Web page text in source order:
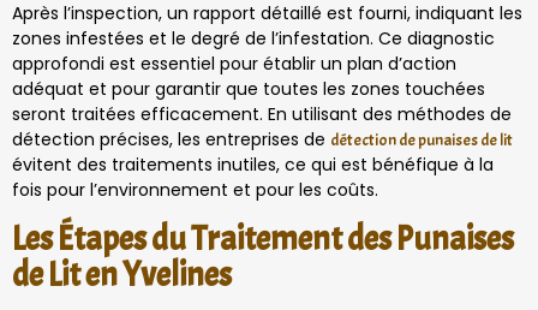
Après l’inspection, un rapport détaillé est fourni, indiquant les
zones infestées et le degré de l’infestation. Ce diagnostic
approfondi est essentiel pour établir un plan d’action
adéquat et pour garantir que toutes les zones touchées
seront traitées efficacement. En utilisant des méthodes de
détection précises, les entreprises de détection de punaises de lit
évitent des traitements inutiles, ce qui est bénéfique à la
fois pour l’environnement et pour les coûts.
Les Étapes du Traitement des Punaises
de Lit en Yvelines